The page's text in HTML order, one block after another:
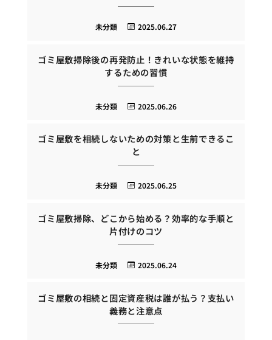
2025.06.27
未分類
ゴミ屋敷掃除後の再発防止！きれいな状態を維持
するための習慣
2025.06.26
未分類
ゴミ屋敷を相続しないための対策と生前できるこ
と
2025.06.25
未分類
ゴミ屋敷掃除、どこから始める？効率的な手順と
片付けのコツ
2025.06.24
未分類
ゴミ屋敷の相続と固定資産税は誰が払う？支払い
義務と注意点